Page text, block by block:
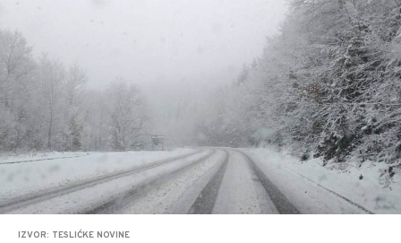
IZVOR: TESLIĆKE NOVINE